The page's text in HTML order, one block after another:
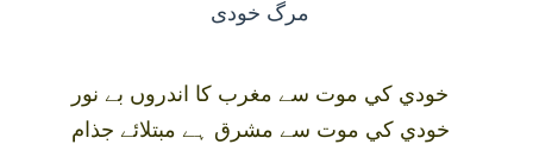
مرگ خودی
خودي کي موت سے مغرب کا اندروں بے نور
خودي کي موت سے مشرق ہے مبتلائے جذام